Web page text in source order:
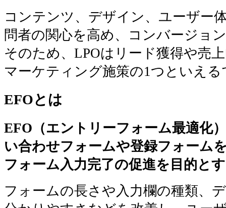
コンテンツ、デザイン、ユーザー
問者の関心を高め、コンバージョ
そのため、LPOはリード獲得や売
マーケティング施策の1つといえ
EFOとは
EFO（エントリーフォーム最適化
い合わせフォームや登録フォーム
フォーム入力完了の促進を目的と
フォームの長さや入力欄の種類、